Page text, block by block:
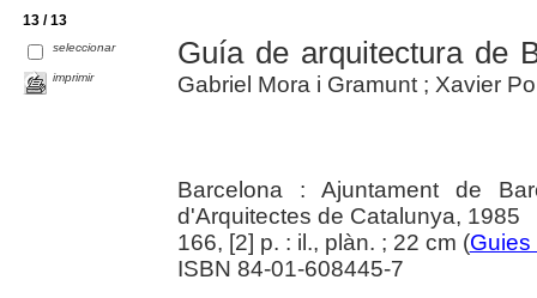
13 / 13
seleccionar
imprimir
Guía de arquitectura de
Gabriel Mora i Gramunt ; Xavier
Barcelona : Ajuntament de
d'Arquitectes de Catalunya, 1985
166, [2] p. : il., plàn. ; 22 cm (Guies
ISBN 84-01-608445-7